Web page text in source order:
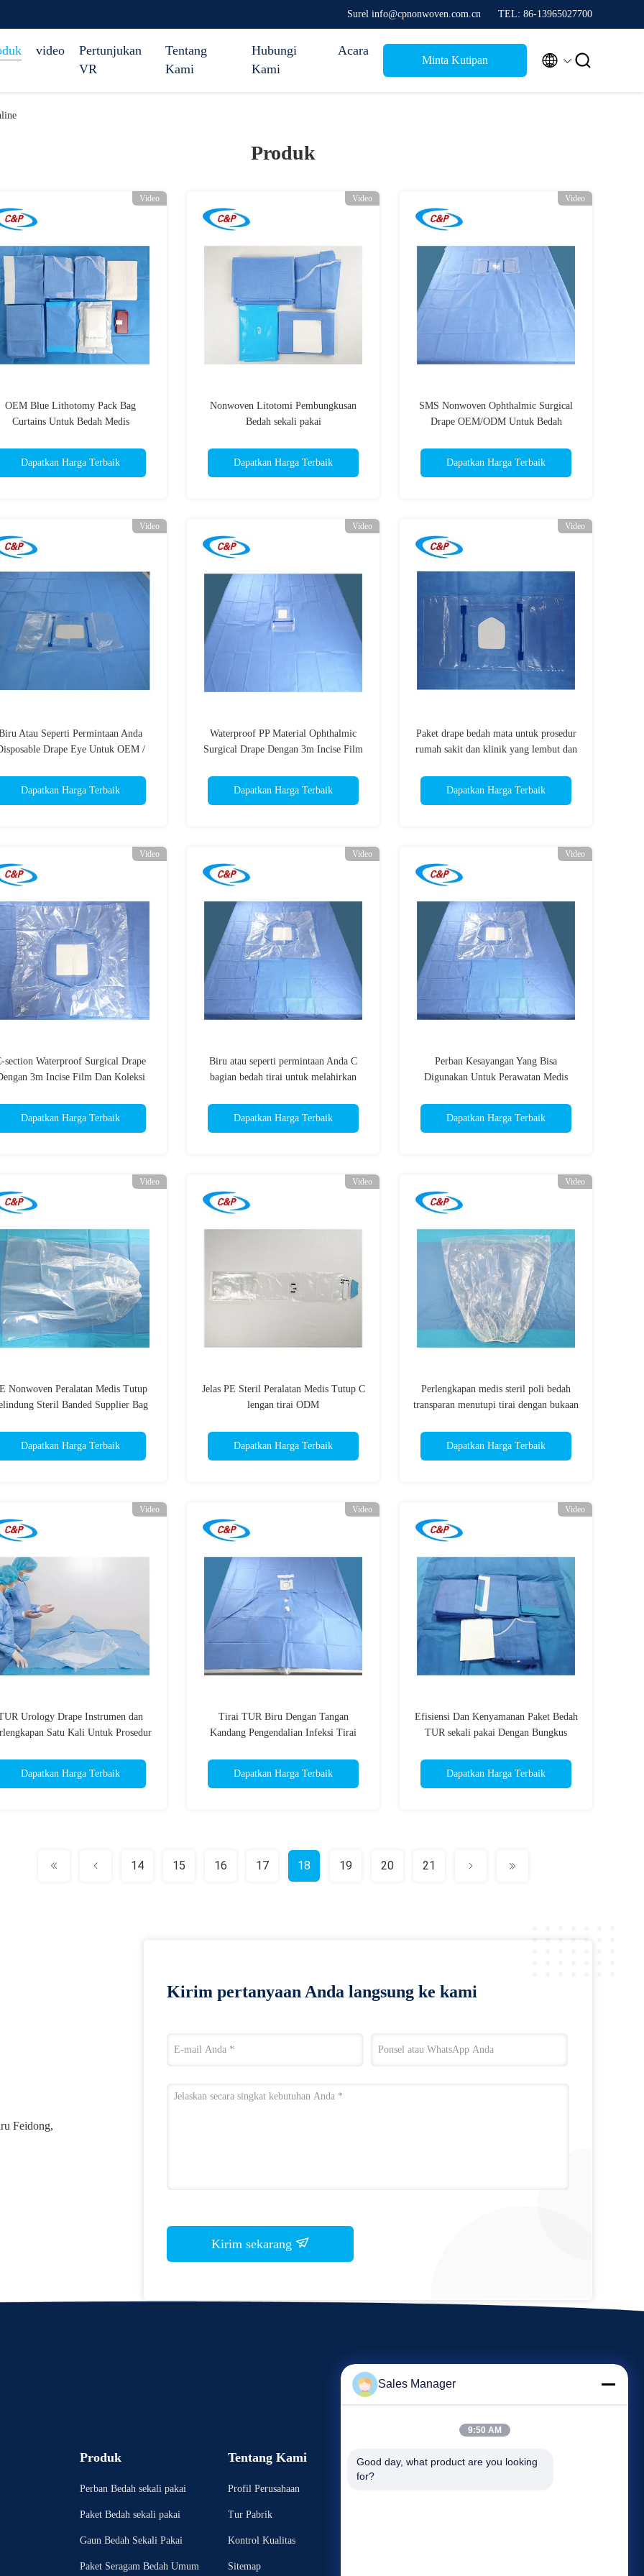
Surel info@cpnonwoven.com.cn TEL: 86-13965027700
video
Pertunjukan
VR
Tentang
Kami
Hubungi
Kami
Acara
Minta Kutipan  
Produk
Video
OEM Blue Lithotomy Pack Bag
Curtains Untuk Bedah Medis
Dapatkan Harga Terbaik
Video
Nonwoven Litotomi Pembungkusan
Bedah sekali pakai
Dapatkan Harga Terbaik
Video
SMS Nonwoven Ophthalmic Surgical
Drape OEM/ODM Untuk Bedah
Dapatkan Harga Terbaik
Video
Atau Seperti Permintaan Anda
Drape Eye Untuk OEM /
Dapatkan Harga Terbaik
Video
Waterproof PP Material Ophthalmic
Surgical Drape Dengan 3m Incise Film
Dapatkan Harga Terbaik
Video
Paket drape bedah mata untuk prosedur
rumah sakit dan klinik yang lembut dan
Dapatkan Harga Terbaik
Video
section Waterproof Surgical Drape
3m Incise Film Dan Koleksi
Dapatkan Harga Terbaik
Video
Biru atau seperti permintaan Anda C
bagian bedah tirai untuk melahirkan
Dapatkan Harga Terbaik
Video
Perban Kesayangan Yang Bisa
Digunakan Untuk Perawatan Medis
Dapatkan Harga Terbaik
Video
Nonwoven Peralatan Medis Tutup
Steril Banded Supplier Bag
Dapatkan Harga Terbaik
Video
Jelas PE Steril Peralatan Medis Tutup C
lengan tirai ODM
Dapatkan Harga Terbaik
Video
Perlengkapan medis steril poli bedah
transparan menutupi tirai dengan bukaan
Dapatkan Harga Terbaik
Video
Urology Drape Instrumen dan
Satu Kali Untuk Prosedur
Dapatkan Harga Terbaik
Video
Tirai TUR Biru Dengan Tangan
Kandang Pengendalian Infeksi Tirai
Dapatkan Harga Terbaik
Video
Efisiensi Dan Kenyamanan Paket Bedah
TUR sekali pakai Dengan Bungkus
Dapatkan Harga Terbaik
14 15 16 17 18 19 20 21
Feidong,
Kirim pertanyaan Anda langsung ke kami
Kirim sekarang
Produk
Perban Bedah sekali pakai
Paket Bedah sekali pakai
Gaun Bedah Sekali Pakai
Paket Seragam Bedah Umum
Tentang Kami
Profil Perusahaan
Tur Pabrik
Kontrol Kualitas
Sitemap
Acara
Minta Kutipan
Sales Manager
9:50 AM
Good day, what product are you looking
for?